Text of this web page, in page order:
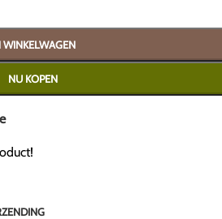
WINKELWAGEN
NU KOPEN